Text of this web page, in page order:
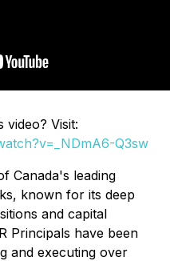
video? Visit:
Q3sw
Canada's leading
known for its deep
and capital
Principals have been
and executing over